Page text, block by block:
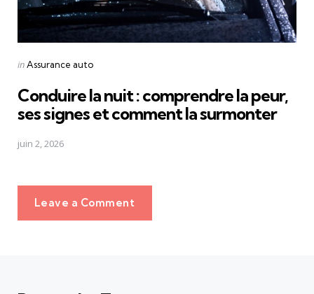
Posted
inAssurance auto
Conduire la nuit : comprendre la peur,
ses signes et comment la surmonter
juin 2, 2026
Leave a Comment